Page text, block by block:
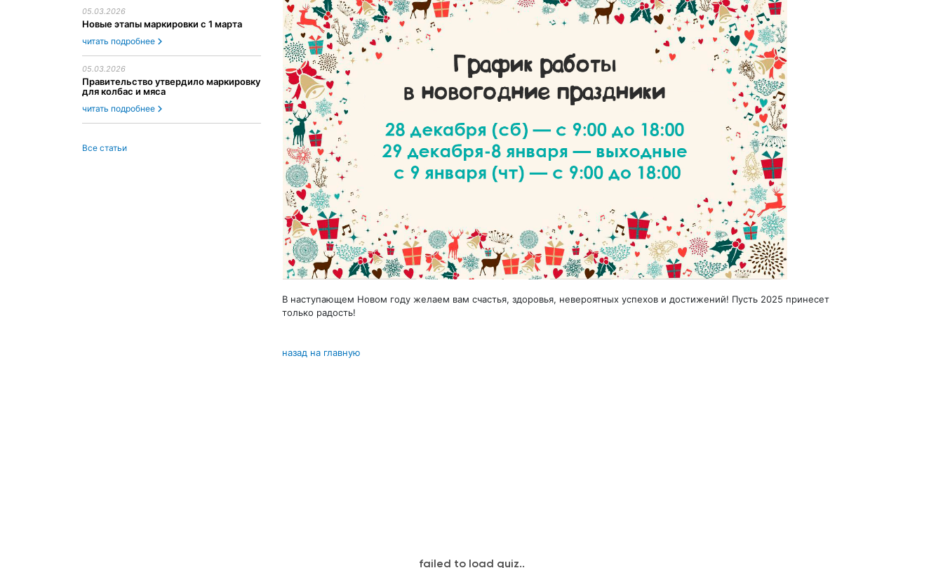
05.03.2026
Новые этапы маркировки с 1 марта
читать подробнее
05.03.2026
Правительство утвердило маркировку
для колбас и мяса
читать подробнее
Все статьи
В наступающем Новом году желаем вам счастья, здоровья, невероятных успехов и достижений! Пусть 2025 принесет
только радость!
назад на главную